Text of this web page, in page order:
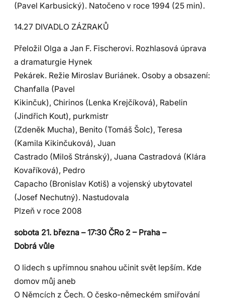
(Pavel Karbusický). Natočeno v roce 1994 (25 min).
14.27 DIVADLO ZÁZRAKŮ
Přeložil Olga a Jan F. Fischerovi. Rozhlasová úprava
a dramaturgie Hynek
Pekárek. Režie Miroslav Buriánek. Osoby a obsazení:
Chanfalla (Pavel
Kikinčuk), Chirinos (Lenka Krejčíková), Rabelin
(Jindřich Kout), purkmistr
(Zdeněk Mucha), Benito (Tomáš Šolc), Teresa
(Kamila Kikinčuková), Juan
Castrado (Miloš Stránský), Juana Castradová (Klára
Kovaříková), Pedro
Capacho (Bronislav Kotiš) a vojenský ubytovatel
(Josef Nechutný). Nastudovala
Plzeň v roce 2008
sobota 21. března – 17:30 ČRo 2 – Praha –
Dobrá vůle
O lidech s upřímnou snahou učinit svět lepším. Kde
domov můj aneb
O Němcích z Čech. O česko-německém smiřování